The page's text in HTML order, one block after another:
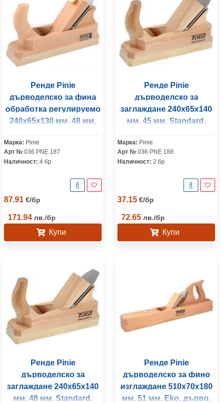
Ренде Pinie
дърводелско за фина
обработка регулируемо
240x65x130 мм, 48 мм,
Марка: Pinie
Арт № 036 PNE 187
Наличност: 4 бр
87.91 €/бр
171.94 лв./бр
Купи
Ренде Pinie
дърводелско за
заглаждане 240x65x140
мм, 45 мм, Standard,
Марка: Pinie
Арт № 036 PNE 188
Наличност: 2 бр
37.15 €/бр
72.65 лв./бр
Купи
Ренде Pinie
дърводелско за
заглаждане 240x65x140
мм, 48 мм, Standard,
Ренде Pinie
дърводелско за фино
изглаждане 510x70x180
мм, 51 мм, Eko, дърво,